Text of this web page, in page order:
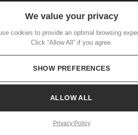
Leveringsvoorwaarden | Privacy
Goedkoopdrank.nl Informatie
Veelgestelde Vragen
Mijn account
We value your privacy
cookies to provide an optimal browsing
Click “Allow All” if you agree.
SHOW PREFERENCES
ALLOW ALL
Privacy Policy